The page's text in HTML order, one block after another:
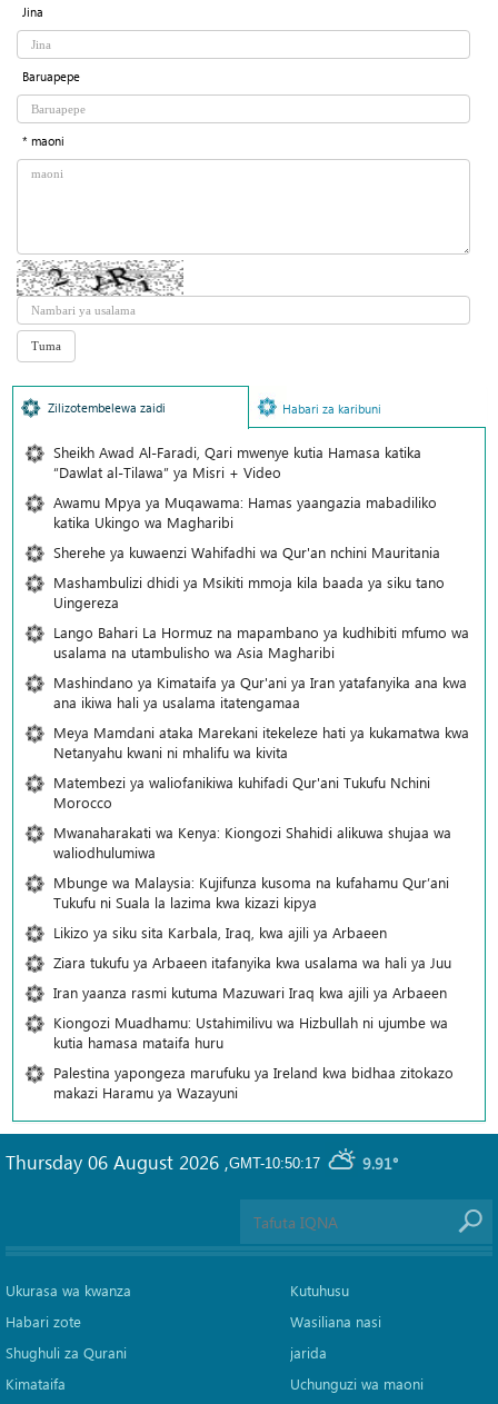
Jina
Baruapepe
* maoni
Zilizotembelewa zaidi Habari za karibuni
Sheikh Awad Al-Faradi, Qari mwenye kutia Hamasa katika
“Dawlat al-Tilawa” ya Misri + Video
Awamu Mpya ya Muqawama: Hamas yaangazia mabadiliko
katika Ukingo wa Magharibi
Sherehe ya kuwaenzi Wahifadhi wa Qur'an nchini Mauritania
Mashambulizi dhidi ya Msikiti mmoja kila baada ya siku tano
Uingereza
Lango Bahari La Hormuz na mapambano ya kudhibiti mfumo wa
usalama na utambulisho wa Asia Magharibi
Mashindano ya Kimataifa ya Qur'ani ya Iran yatafanyika ana kwa
ana ikiwa hali ya usalama itatengamaa
Meya Mamdani ataka Marekani itekeleze hati ya kukamatwa kwa
Netanyahu kwani ni mhalifu wa kivita
Matembezi ya waliofanikiwa kuhifadi Qur'ani Tukufu Nchini
Morocco
Mwanaharakati wa Kenya: Kiongozi Shahidi alikuwa shujaa wa
waliodhulumiwa
Mbunge wa Malaysia: Kujifunza kusoma na kufahamu Qur’ani
Tukufu ni Suala la lazima kwa kizazi kipya
Likizo ya siku sita Karbala, Iraq, kwa ajili ya Arbaeen
Ziara tukufu ya Arbaeen itafanyika kwa usalama wa hali ya Juu
Iran yaanza rasmi kutuma Mazuwari Iraq kwa ajili ya Arbaeen
Kiongozi Muadhamu: Ustahimilivu wa Hizbullah ni ujumbe wa
kutia hamasa mataifa huru
Palestina yapongeza marufuku ya Ireland kwa bidhaa zitokazo
makazi Haramu ya Wazayuni
GMT-10:50:17 9.91°
Thursday 06 August 2026 ,
Ukurasa wa kwanza
Habari zote
Shughuli za Qurani
Kimataifa
Kutuhusu
Wasiliana nasi
jarida
Uchunguzi wa maoni